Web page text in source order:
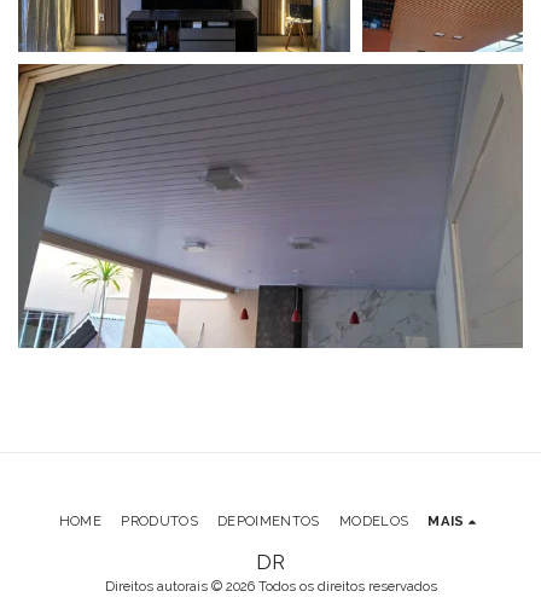
DR
Direitos autorais © 2026 Todos os direitos reservados
HOME PRODUTOS DEPOIMENTOS MODELOS MAIS